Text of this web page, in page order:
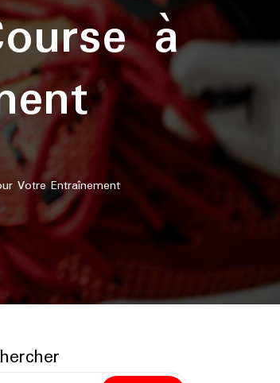
à
Votre Entraînement